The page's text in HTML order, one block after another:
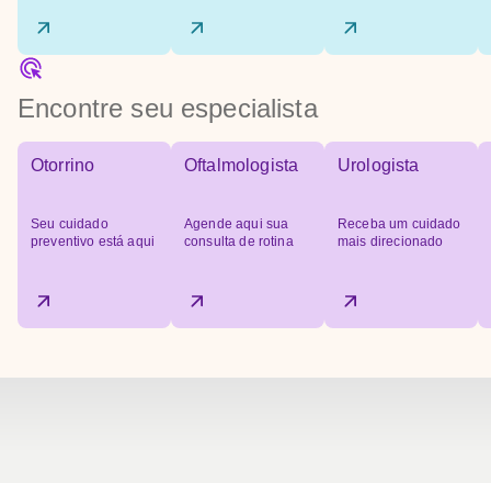
Encontre seu especialista
Otorrino
Seu cuidado
preventivo está aqui
Oftalmologista
Agende aqui sua
consulta de rotina
Urologista
Receba um cuidado
mais direcionado